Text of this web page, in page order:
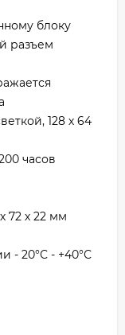
блоку
разъем
128 х 64
часов
72 х 22 мм
- 20°С - +40°С